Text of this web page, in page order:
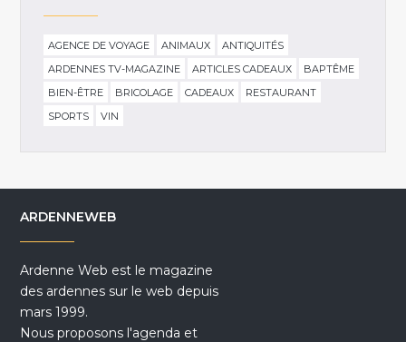
AGENCE DE VOYAGE ANIMAUX
ANTIQUITÉS
ARDENNES TV-MAGAZINE
ARTICLES CADEAUX
BAPTÊME
BIEN-ÊTRE
BRICOLAGE CADEAUX
RESTAURANT
SPORTS
VIN
ARDENNEWEB
Ardenne Web est le magazine
des ardennes sur le web depuis
mars 1999.
Nous proposons l'agenda et